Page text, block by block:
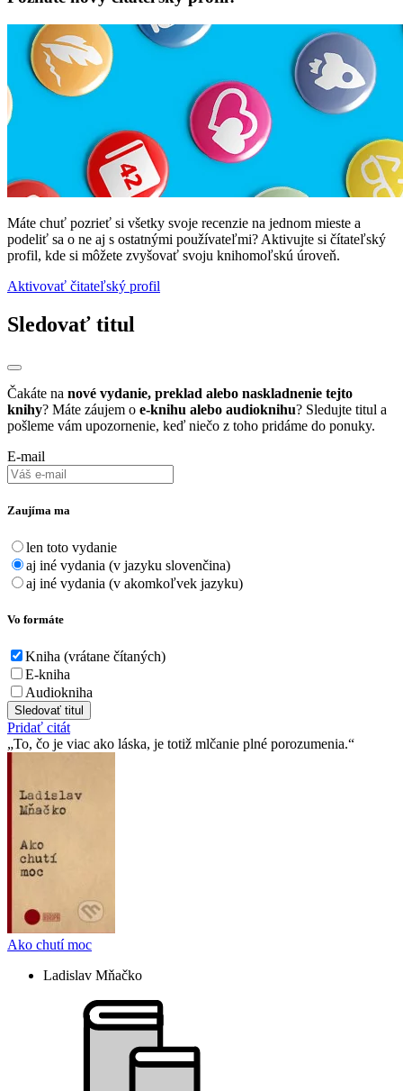
Máte chuť pozrieť si všetky svoje recenzie na jednom mieste a
podeliť sa o ne aj s ostatnými používateľmi? Aktivujte si čítateľský
profil, kde si môžete zvyšovať svoju knihomoľskú úroveň.
Aktivovať čitateľský profil
Sledovať titul
Čakáte na nové vydanie, preklad alebo naskladnenie tejto
knihy? Máte záujem o e-knihu alebo audioknihu? Sledujte titul a
pošleme vám upozornenie, keď niečo z toho pridáme do ponuky.
E-mail
Zaujíma ma
len toto vydanie
aj iné vydania (v jazyku slovenčina)
aj iné vydania (v akomkoľvek jazyku)
Vo formáte
Kniha (vrátane čítaných)
E-kniha
Audiokniha
Sledovať titul
Pridať citát
To, čo je viac ako láska, je totiž mlčanie plné porozumenia.
Ako chutí moc
Ladislav Mňačko